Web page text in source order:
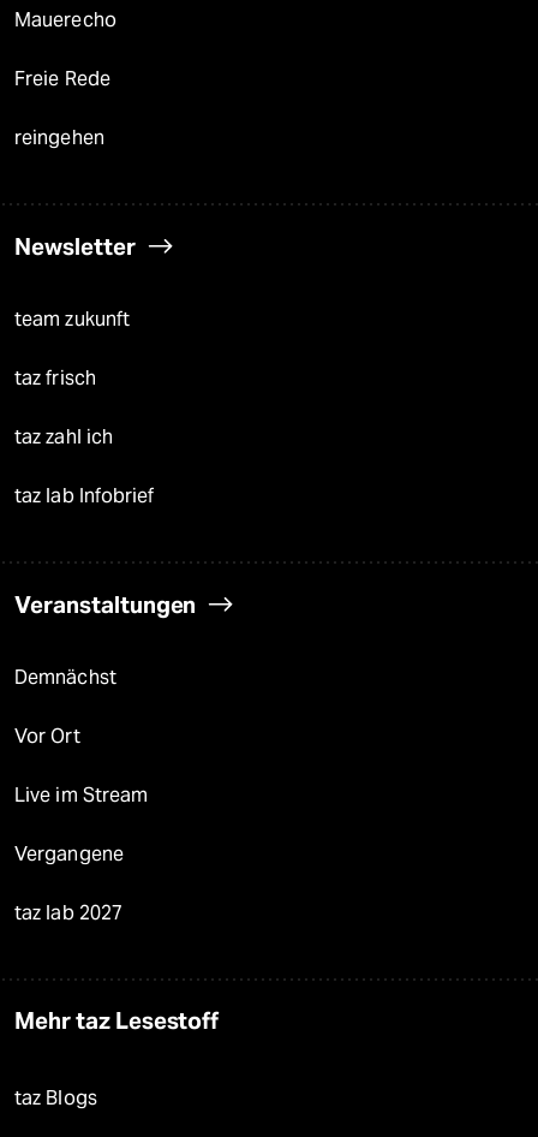
Mauerecho
Freie Rede
reingehen
Newsletter
team zukunft
taz frisch
taz zahl ich
taz lab Infobrief
Veranstaltungen
Demnächst
Vor Ort
Live im Stream
Vergangene
taz lab 2027
Mehr taz Lesestoff
taz Blogs